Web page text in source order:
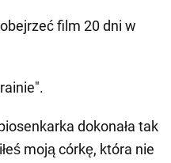
film 20 dni w
dokonała tak
moją córkę, która nie